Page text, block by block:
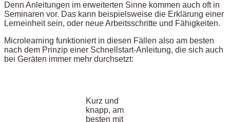
Denn Anleitungen im erweiterten Sinne kommen auch oft in
Seminaren vor. Das kann beispielsweise die Erklärung einer
Lerneinheit sein, oder neue Arbeitsschritte und Fähigkeiten.
Microlearning funktioniert in diesen Fällen also am besten
nach dem Prinzip einer Schnellstart-Anleitung, die sich auch
bei Geräten immer mehr durchsetzt:
Kurz und
knapp, am
besten mit